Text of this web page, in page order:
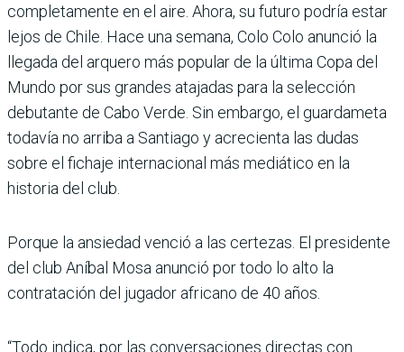
completamente en el aire. Ahora, su futuro podría estar
lejos de Chile. Hace una semana, Colo Colo anunció la
llegada del arquero más popular de la última Copa del
Mundo por sus grandes atajadas para la selección
debutante de Cabo Verde. Sin embargo, el guardameta
todavía no arriba a Santiago y acrecienta las dudas
sobre el fichaje internacional más mediático en la
historia del club.
Porque la ansiedad venció a las certezas. El presidente
del club Aníbal Mosa anunció por todo lo alto la
contratación del jugador africano de 40 años.
“Todo indica, por las conversaciones directas con